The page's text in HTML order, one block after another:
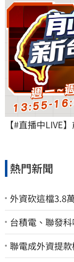
【#直播中LIVE
熱門新聞
外資砍這檔3.8
台積電、聯發
聯電成外資提